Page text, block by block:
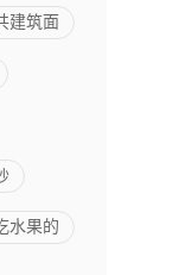
建筑面
水果的